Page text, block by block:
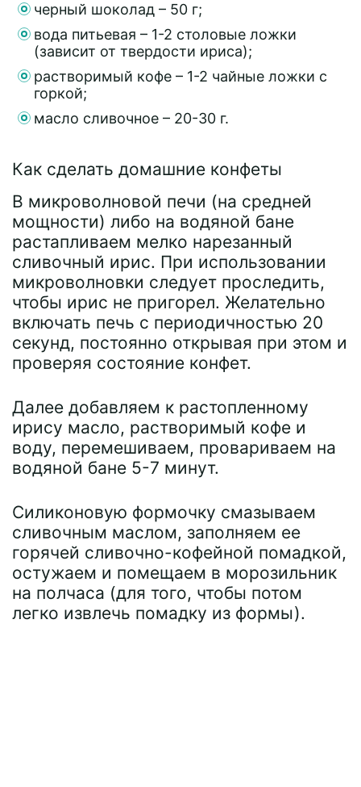
черный шоколад – 50 г;
вода питьевая – 1-2 столовые ложки
(зависит от твердости ириса);
растворимый кофе – 1-2 чайные ложки с
горкой;
масло сливочное – 20-30 г.
Как сделать домашние конфеты
В микроволновой печи (на средней
мощности) либо на водяной бане
растапливаем мелко нарезанный
сливочный ирис. При использовании
микроволновки следует проследить,
чтобы ирис не пригорел. Желательно
включать печь с периодичностью 20
секунд, постоянно открывая при этом и
проверяя состояние конфет.
Далее добавляем к растопленному
ирису масло, растворимый кофе и
воду, перемешиваем, провариваем на
водяной бане 5-7 минут.
Силиконовую формочку смазываем
сливочным маслом, заполняем ее
горячей сливочно-кофейной помадкой,
остужаем и помещаем в морозильник
на полчаса (для того, чтобы потом
легко извлечь помадку из формы).